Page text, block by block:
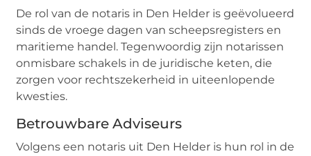
De rol van de notaris in Den Helder is geëvolueerd
sinds de vroege dagen van scheepsregisters en
maritieme handel. Tegenwoordig zijn notarissen
onmisbare schakels in de juridische keten, die
zorgen voor rechtszekerheid in uiteenlopende
kwesties.
Betrouwbare Adviseurs
Volgens een notaris uit Den Helder is hun rol in de